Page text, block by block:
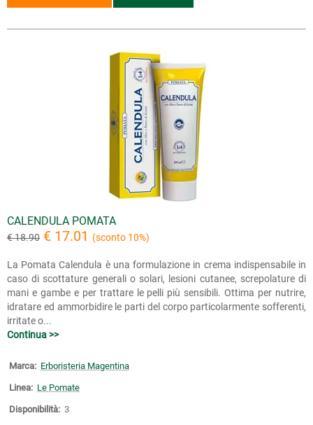
CALENDULA POMATA
€ 18.90 € 17.01 (sconto 10%)
La Pomata Calendula è una formulazione in crema indispensabile in
caso di scottature generali o solari, lesioni cutanee, screpolature di
mani e gambe e per trattare le pelli più sensibili. Ottima per nutrire,
idratare ed ammorbidire le parti del corpo particolarmente sofferenti,
irritate o...
Continua >>
Marca: Erboristeria Magentina
Linea: Le Pomate
Disponibilità: 3